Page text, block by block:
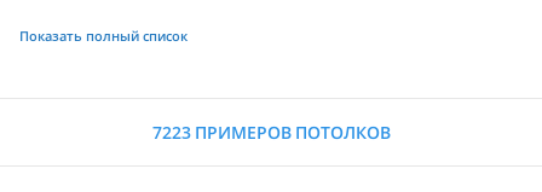
Показать полный список
7223 ПРИМЕРОВ ПОТОЛКОВ